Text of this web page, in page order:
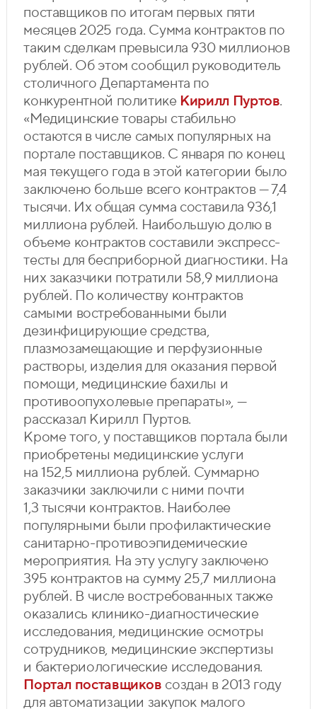
поставщиков по итогам первых пяти
месяцев 2025 года. Сумма контрактов по
таким сделкам превысила 930 миллионов
рублей. Об этом сообщил руководитель
столичного Департамента по
конкурентной политике Кирилл Пуртов.
«Медицинские товары стабильно
остаются в числе самых популярных на
портале поставщиков. С января по конец
мая текущего года в этой категории было
заключено больше всего контрактов — 7,4
тысячи. Их общая сумма составила 936,1
миллиона рублей. Наибольшую долю в
объеме контрактов составили экспресс-
тесты для бесприборной диагностики. На
них заказчики потратили 58,9 миллиона
рублей. По количеству контрактов
самыми востребованными были
дезинфицирующие средства,
плазмозамещающие и перфузионные
растворы, изделия для оказания первой
помощи, медицинские бахилы и
противоопухолевые препараты», —
рассказал Кирилл Пуртов.
Кроме того, у поставщиков портала были
приобретены медицинские услуги
на 152,5 миллиона рублей. Суммарно
заказчики заключили с ними почти
1,3 тысячи контрактов. Наиболее
популярными были профилактические
санитарно-противоэпидемические
мероприятия. На эту услугу заключено
395 контрактов на сумму 25,7 миллиона
рублей. В числе востребованных также
оказались клинико-диагностические
исследования, медицинские осмотры
сотрудников, медицинские экспертизы
и бактериологические исследования.
Портал поставщиков создан в 2013 году
для автоматизации закупок малого